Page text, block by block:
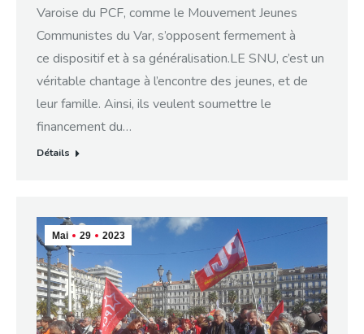
Varoise du PCF, comme le Mouvement Jeunes
Communistes du Var, s’opposent fermement à
ce dispositif et à sa généralisation.LE SNU, c’est un
véritable chantage à l’encontre des jeunes, et de
leur famille. Ainsi, ils veulent soumettre le
financement du…
Détails
Mai 29 2023